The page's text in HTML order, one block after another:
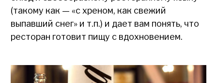
(такому как — «с хреном, как свежий
выпавший снег» и т.п.) и дает вам понять, что
ресторан готовит пищу с вдохновением.